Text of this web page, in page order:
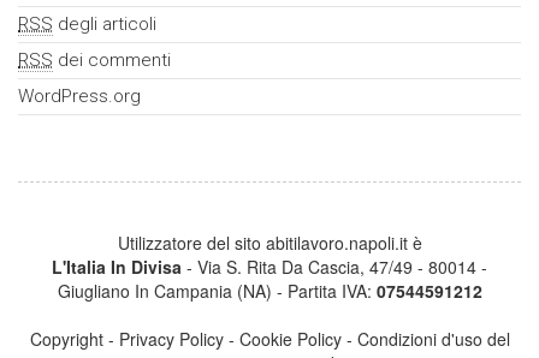
RSS degli articoli
RSS dei commenti
WordPress.org
Utilizzatore del sito abitilavoro.napoli.it è
L'Italia In Divisa - Via S. Rita Da Cascia, 47/49 - 80014 -
Giugliano In Campania (NA) - Partita IVA: 07544591212
Copyright- Privacy Policy- Cookie Policy- Condizioni d'uso del